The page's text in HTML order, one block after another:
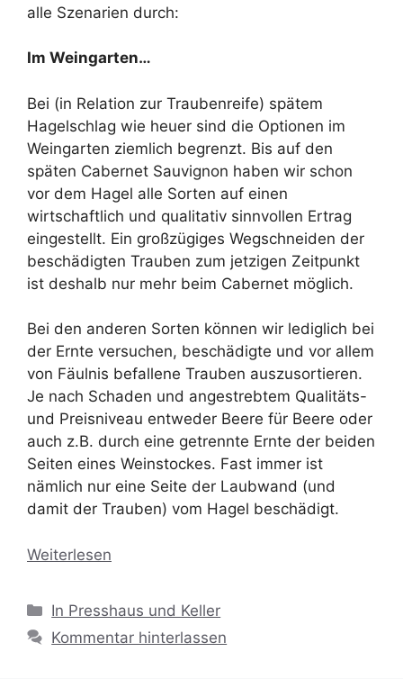
alle Szenarien durch:
Im Weingarten…
Bei (in Relation zur Traubenreife) spätem
Hagelschlag wie heuer sind die Optionen im
Weingarten ziemlich begrenzt. Bis auf den
späten Cabernet Sauvignon haben wir schon
vor dem Hagel alle Sorten auf einen
wirtschaftlich und qualitativ sinnvollen Ertrag
eingestellt. Ein großzügiges Wegschneiden der
beschädigten Trauben zum jetzigen Zeitpunkt
ist deshalb nur mehr beim Cabernet möglich.
Bei den anderen Sorten können wir lediglich bei
der Ernte versuchen, beschädigte und vor allem
von Fäulnis befallene Trauben auszusortieren.
Je nach Schaden und angestrebtem Qualitäts-
und Preisniveau entweder Beere für Beere oder
auch z.B. durch eine getrennte Ernte der beiden
Seiten eines Weinstockes. Fast immer ist
nämlich nur eine Seite der Laubwand (und
damit der Trauben) vom Hagel beschädigt.
Weiterlesen
Kategorien
In Presshaus und Keller
Kommentar hinterlassen